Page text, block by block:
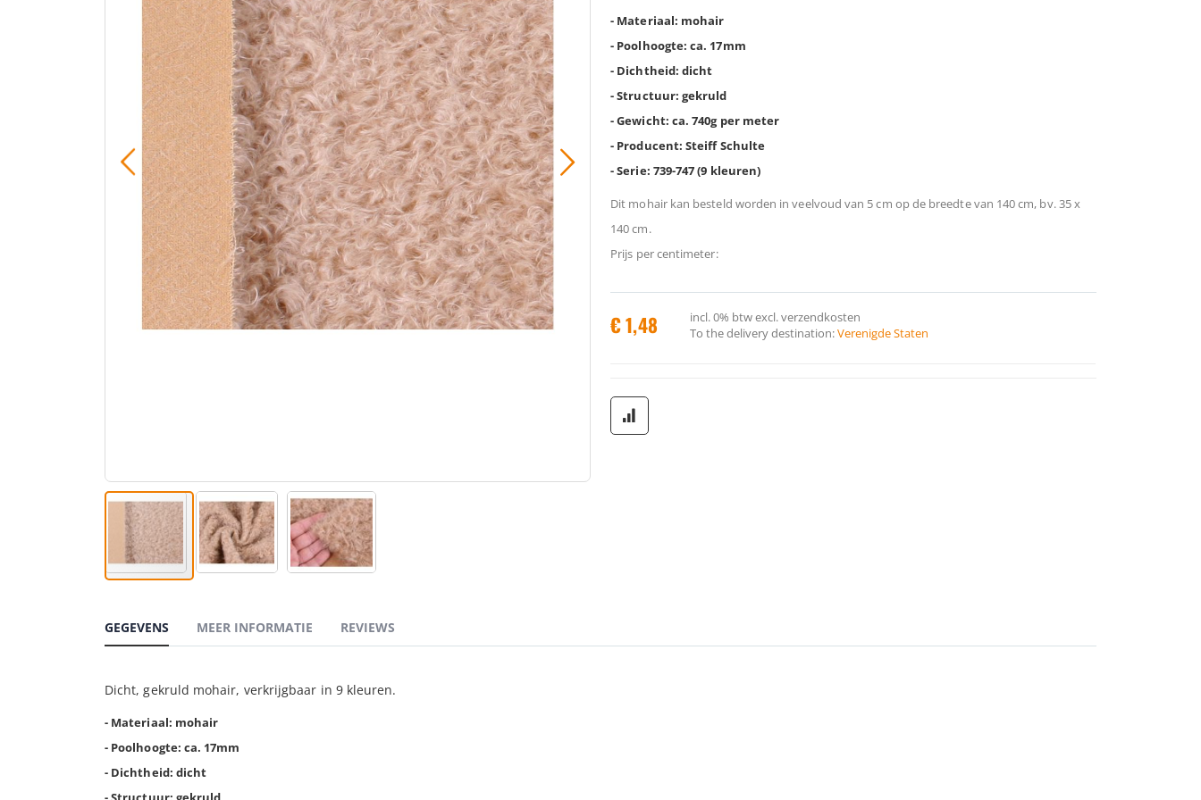
het
begin
afbeeldingen-
- Materiaal: mohair
- Poolhoogte: ca. 17mm
- Dichtheid: dicht
- Structuur: gekruld
- Gewicht: ca. 740g per meter
- Producent: Steiff Schulte
- Serie: 739-747 (9 kleuren)
Dit mohair kan besteld worden in veelvoud van 5 cm op de breedte van 140 cm, bv. 35 x
140 cm.
Prijs per centimeter:
€ 1,48 incl.0% btwexcl. verzendkosten
To the delivery destination:Verenigde Staten
GEGEVENS
Dicht, gekruld mohair, verkrijgbaar in 9 kleuren.
- Materiaal: mohair
- Poolhoogte: ca. 17mm
- Dichtheid: dicht
MEER INFORMATIE REVIEWS